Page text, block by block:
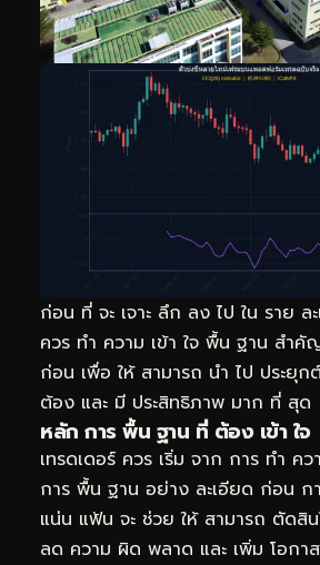
ก่อน ที่ จะ เจาะ ลึก ลง ไป ใน ราย ล
ควร ทำ ความ เข้า ใจ พื้น ฐาน สำคั
ก่อน เพื่อ ให้ สามารถ นำ ไป ประยุ
ต้อง และ มี ประสิทธิภาพ มาก ที่ สุด
หลัก การ พื้น ฐาน ที่ ต้อง เข้า ใจ
เทรดเดอร์ ควร เริ่ม จาก การ ทำ คว
การ พื้น ฐาน อย่าง ละเอียด ก่อน ก
แน่น แฟ้น จะ ช่วย ให้ สามารถ ตัดสิ
ลด ความ ผิด พลาด และ เพิ่ม โอกา